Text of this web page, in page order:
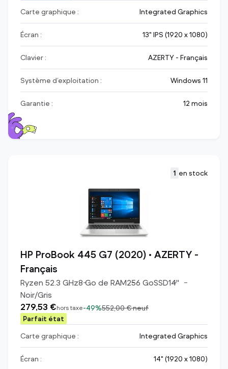
Carte graphique :
Integrated Graphics
Écran : 13" IPS (1920 x 1080)
Clavier : AZERTY - Français
Système d’exploitation : Windows 11
Garantie : 12 mois
1 en stock
HP ProBook 445 G7 (2020) • AZERTY -
Français
Ryzen 52.3 GHz8Go de RAM256 GoSSD14"
Noir/Gris
279,53 €hors taxe-49%552,00 €neuf
Parfait état
Carte graphique :
Integrated Graphics
Écran : 14" (1920 x 1080)